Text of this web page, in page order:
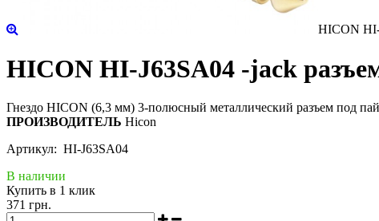
HICON HI-
HICON HI-J63SA04 -jack
Гнездо HICON (6,3 мм) 3-полюсный металлический разъем под
ПРОИЗВОДИТЕЛЬ Hicon
Артикул: HI-J63SA04
В наличии
Купить в 1 клик
371 грн.